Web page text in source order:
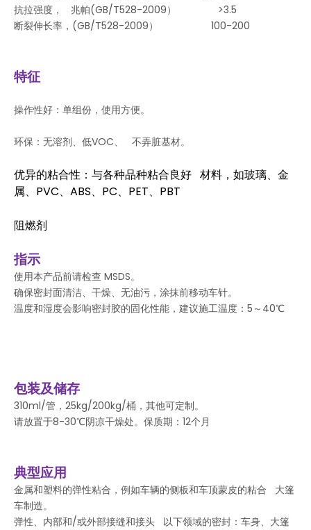
抗拉强度， 兆帕(GB/T528-2009） >3.5
断裂伸长率，(GB/T528-2009） 100-200
特征
操作性好：单组份，使用方便。
环保：无溶剂、低VOC、 不弄脏基材。
优异的粘合性：与各种品种粘合良好 材料，如玻璃、金
属、PVC、ABS、PC、PET、PBT
阻燃剂
指示
使用本产品前请检查 MSDS。
确保密封面清洁、干燥、无油污，涂抹前移动车针。
温度和湿度会影响密封胶的固化性能，建议施工温度：5～40℃
包装及储存
310ml/管，25kg/200kg/桶，其他可定制。
请放置于8-30℃阴凉干燥处。保质期：12个月
典型应用
金属和塑料的弹性粘合，例如车辆的侧板和车顶蒙皮的粘合 大篷
车制造。
弹性、内部和/或外部接缝和接头 以下领域的密封：车身、大篷